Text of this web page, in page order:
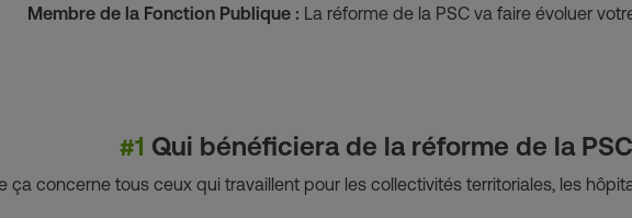
Membre de la Fonction Publique : La réforme de la PSC va faire évoluer
#1 Qui bénéficiera de la réforme de la
ça concerne tous ceux qui travaillent pour les collectivités territoriales, les